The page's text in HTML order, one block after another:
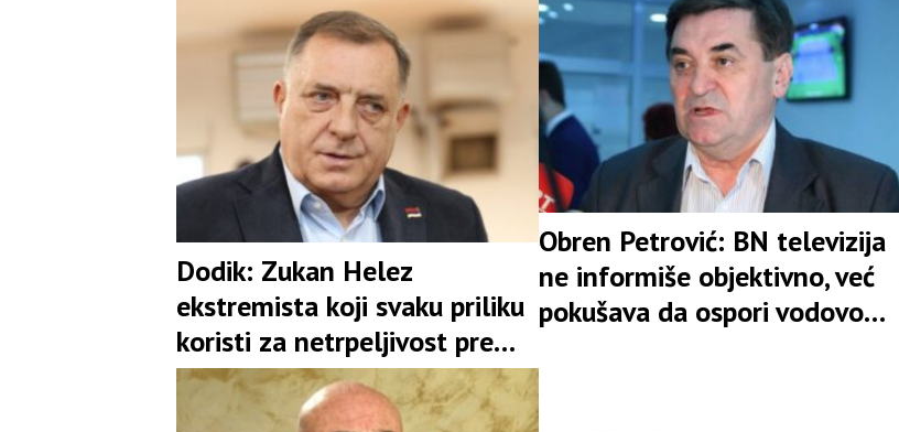
Dodik: Zukan Helez
ekstremista koji svaku priliku
koristi za netrpeljivost prema
Srbima
Obren Petrović: BN televizija
ne informiše objektivno, već
pokušava da ospori vodovod